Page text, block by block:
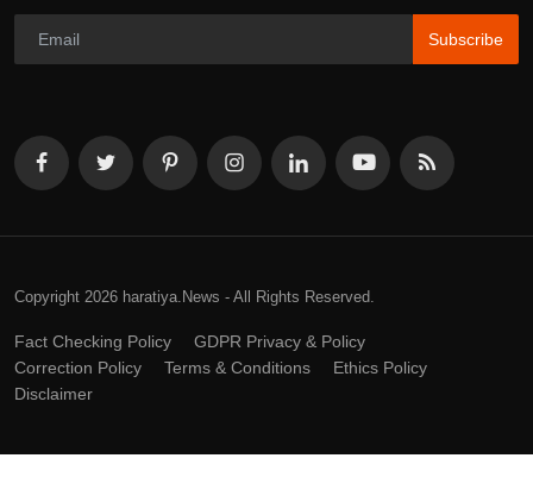
Subscribe
Copyright 2026 haratiya.News - All Rights Reserved.
Fact Checking Policy
GDPR Privacy & Policy
Correction Policy
Terms & Conditions
Ethics Policy
Disclaimer